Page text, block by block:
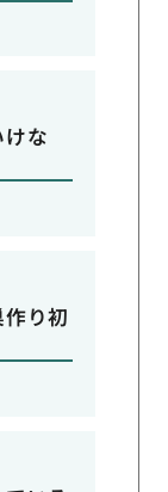
な
り初